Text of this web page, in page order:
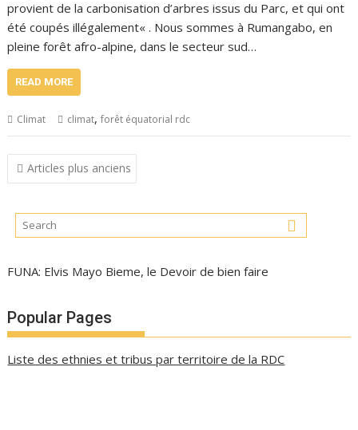
provient de la carbonisation d’arbres issus du Parc, et qui ont
été coupés illégalement« . Nous sommes à Rumangabo, en
pleine forêt afro-alpine, dans le secteur sud…
READ MORE
Climat climat,forêt équatorial rdc
Navigation
des
Articles plus anciens
FUNA: Elvis Mayo Bieme, le Devoir de bien faire
Popular Pages
Liste des ethnies et tribus par territoire de la RDC